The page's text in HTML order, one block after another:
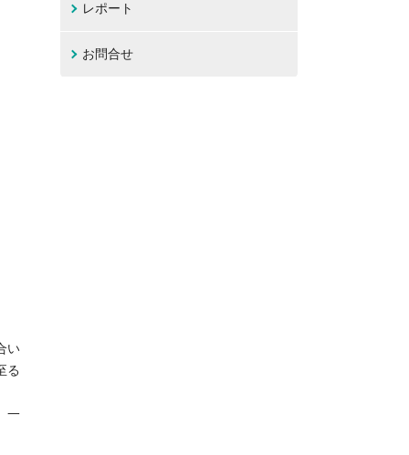
い
る
一
レポート
お問合せ